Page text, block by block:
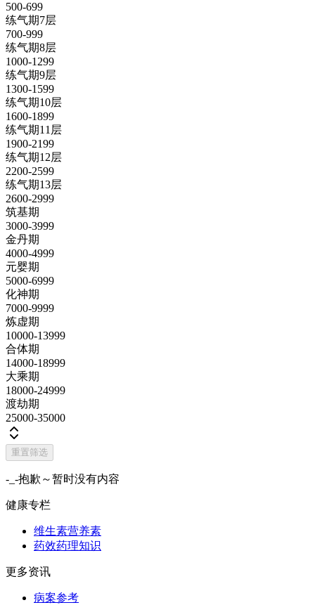
500-699
练气期7层
700-999
练气期8层
1000-1299
练气期9层
1300-1599
练气期10层
1600-1899
练气期11层
1900-2199
练气期12层
2200-2599
练气期13层
2600-2999
筑基期
3000-3999
金丹期
4000-4999
元婴期
5000-6999
化神期
7000-9999
炼虚期
10000-13999
合体期
14000-18999
大乘期
18000-24999
渡劫期
25000-35000
重置筛选
-_-抱歉～暂时没有内容
健康专栏
维生素营养素
药效药理知识
更多资讯
病案参考